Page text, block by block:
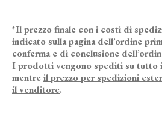
*Il prezzo finale con i costi di
indicato sulla pagina dell’ordine
conferma e di conclusione
I prodotti vengono spediti su tutto
mentre il prezzo per spedizioni
il venditore.